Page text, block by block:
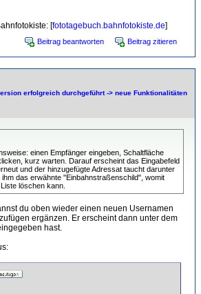
[fototagebuch.bahnfotokiste.de]
Beitrag beantworten Beitrag zitieren
erfolgreich durchgeführt -> neue Funktionalitäten
einen Empfänger eingeben, Schaltfläche
kurz warten. Darauf erscheint das Eingabefeld
und der hinzugefügte Adressat taucht darunter
das erwähnte "Einbahnstraßenschild", womit
löschen kann.
du oben wieder einen neuen Usernamen
ergänzen. Er erscheint dann unter dem
hast.